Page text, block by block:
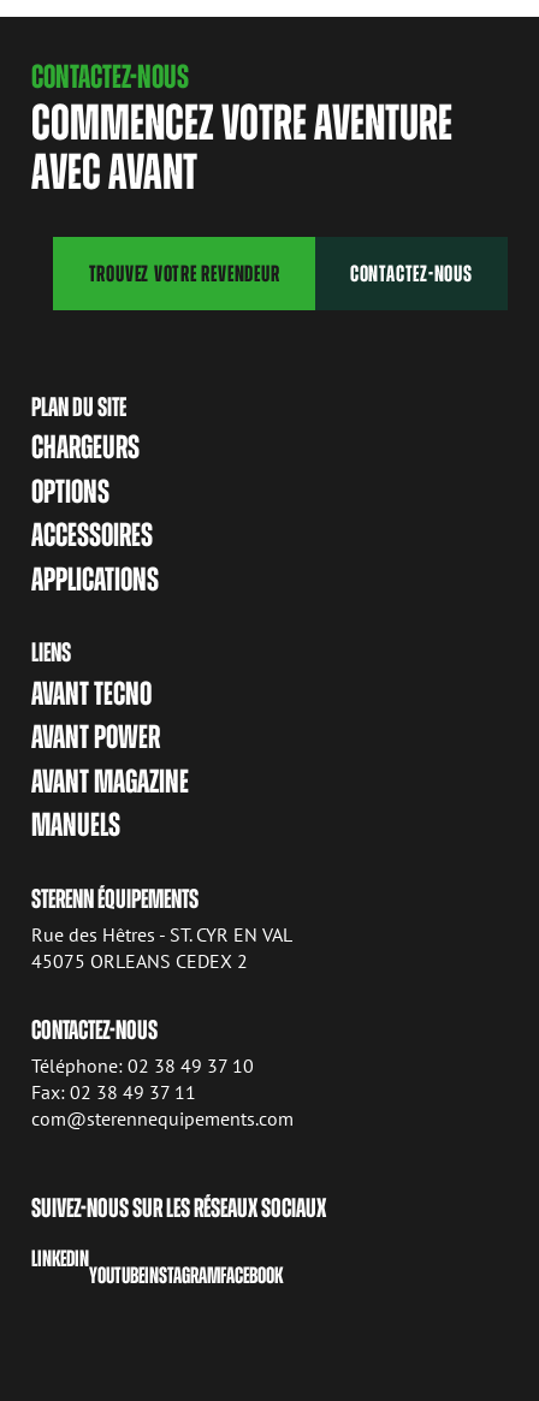
CONTACTEZ-NOUS
COMMENCEZ VOTRE AVENTURE
AVEC AVANT
TROUVEZ VOTRE REVENDEUR CONTACTEZ-NOUS
PLAN DU SITE
CHARGEURS
OPTIONS
ACCESSOIRES
APPLICATIONS
LIENS
AVANT TECNO
AVANT POWER
AVANT MAGAZINE
MANUELS
STERENN ÉQUIPEMENTS
Rue des Hêtres - ST. CYR EN VAL
45075 ORLEANS CEDEX 2
CONTACTEZ-NOUS
Téléphone: 02 38 49 37 10
Fax: 02 38 49 37 11
com@sterennequipements.com
SUIVEZ-NOUS SUR LES RÉSEAUX SOCIAUX
LINKEDIN
YOUTUBEINSTAGRAMFACEBOOK